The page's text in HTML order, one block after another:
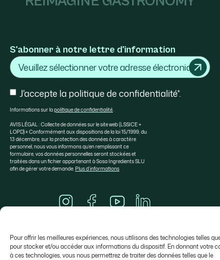
Pour offrir les meilleures expériences, nous utilisons des technologies telles
pour stocker et/ou accéder aux informations du dispositif. En donnant votre
à ces technologies, vous nous permettrez de traiter des données telles que le
S'abonner à notre lettre d'information
Courriel
Consentement
J'accepte la politique de confidentialité*.
Informations sur lapolitique de confidentialité.
AVIS LÉGAL : Collecte de données sur le site web (LSSICE +
LOPD) « Conformément aux dispositions de la loi 15/1999, du
13 décembre, sur la protection des données à caractère
personnel, nous vous informons qu’en remplissant ce
formulaire, vos données personnelles seront stockées et
traitées dans un fichier appartenant à Sosa Ingredients SLU
afin de gérer votre demande. Plus d’informations
Sélection Valrhona
Contact